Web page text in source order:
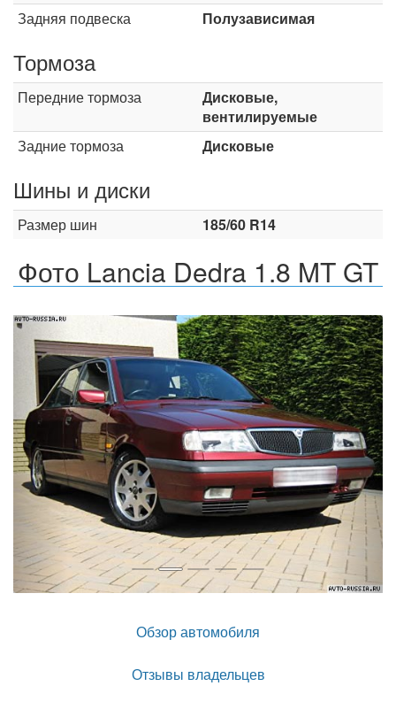
Задняя подвеска
Полузависимая
Тормоза
Передние тормоза
Дисковые,
вентилируемые
Задние тормоза
Дисковые
Шины и диски
Размер шин 185/60 R14
Фото Lancia Dedra 1.8 MT GT
Назад
Обзор автомобиля
Отзывы владельцев